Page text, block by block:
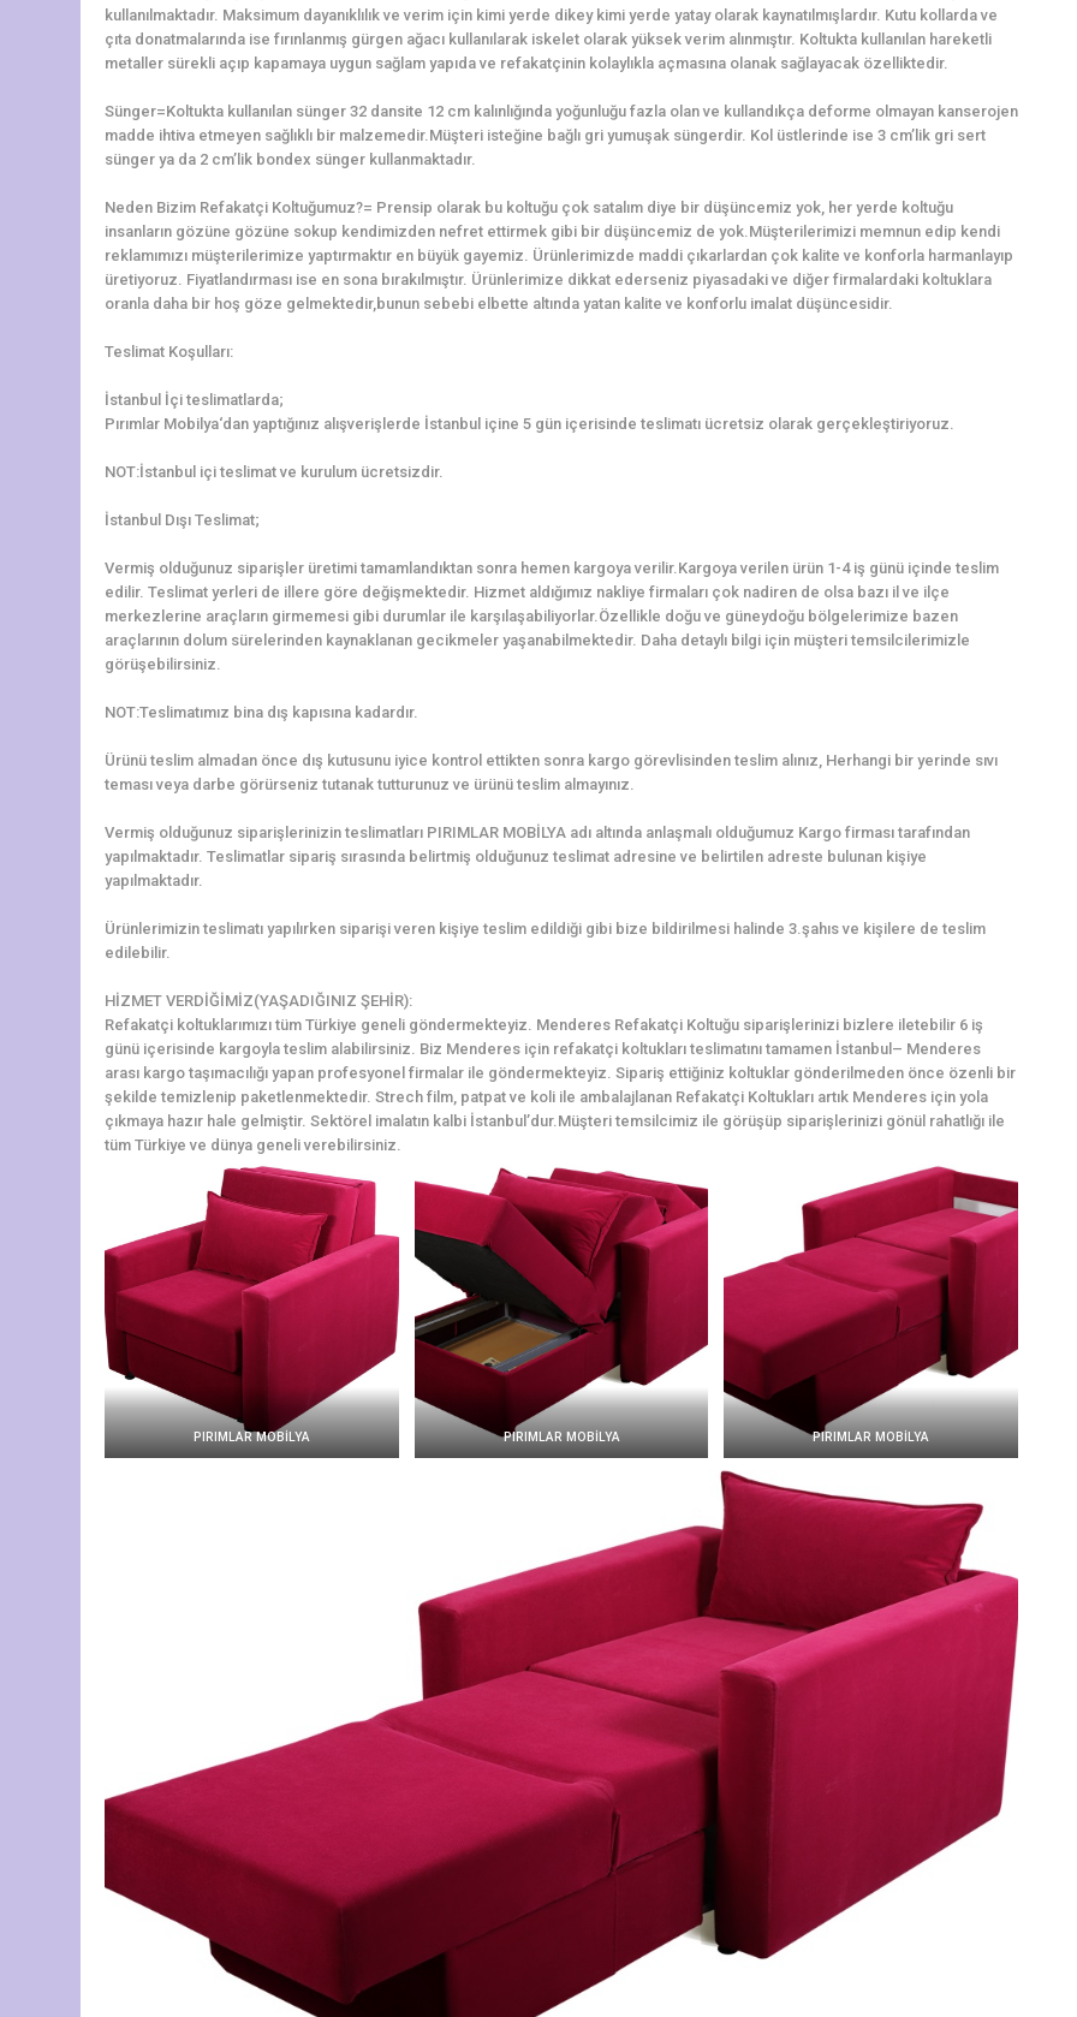
kullanılmaktadır. Maksimum dayanıklılık ve verim için kimi yerde dikey kimi yerde yatay olarak kaynatılmışlardır. Kutu kollarda ve
çıta donatmalarında ise fırınlanmış gürgen ağacı kullanılarak iskelet olarak yüksek verim alınmıştır. Koltukta kullanılan hareketli
metaller sürekli açıp kapamaya uygun sağlam yapıda ve refakatçinin kolaylıkla açmasına olanak sağlayacak özelliktedir.
Sünger=Koltukta kullanılan sünger 32 dansite 12 cm kalınlığında yoğunluğu fazla olan ve kullandıkça deforme olmayan kanserojen
madde ihtiva etmeyen sağlıklı bir malzemedir.Müşteri isteğine bağlı gri yumuşak süngerdir. Kol üstlerinde ise 3 cm’lik gri sert
sünger ya da 2 cm’lik bondex sünger kullanmaktadır.
Neden Bizim Refakatçi Koltuğumuz?= Prensip olarak bu koltuğu çok satalım diye bir düşüncemiz yok, her yerde koltuğu
insanların gözüne gözüne sokup kendimizden nefret ettirmek gibi bir düşüncemiz de yok.Müşterilerimizi memnun edip kendi
reklamımızı müşterilerimize yaptırmaktır en büyük gayemiz. Ürünlerimizde maddi çıkarlardan çok kalite ve konforla harmanlayıp
üretiyoruz. Fiyatlandırması ise en sona bırakılmıştır. Ürünlerimize dikkat ederseniz piyasadaki ve diğer firmalardaki koltuklara
oranla daha bir hoş göze gelmektedir,bunun sebebi elbette altında yatan kalite ve konforlu imalat düşüncesidir.
Teslimat Koşulları:
İstanbul İçi teslimatlarda;
Pırımlar Mobilya‘dan yaptığınız alışverişlerde İstanbul içine 5 gün içerisinde teslimatı ücretsiz olarak gerçekleştiriyoruz.
NOT:İstanbul içi teslimat ve kurulum ücretsizdir.
İstanbul Dışı Teslimat;
Vermiş olduğunuz siparişler üretimi tamamlandıktan sonra hemen kargoya verilir.Kargoya verilen ürün 1-4 iş günü içinde teslim
edilir. Teslimat yerleri de illere göre değişmektedir. Hizmet aldığımız nakliye firmaları çok nadiren de olsa bazı il ve ilçe
merkezlerine araçların girmemesi gibi durumlar ile karşılaşabiliyorlar.Özellikle doğu ve güneydoğu bölgelerimize bazen
araçlarının dolum sürelerinden kaynaklanan gecikmeler yaşanabilmektedir. Daha detaylı bilgi için müşteri temsilcilerimizle
görüşebilirsiniz.
NOT:Teslimatımız bina dış kapısına kadardır.
Ürünü teslim almadan önce dış kutusunu iyice kontrol ettikten sonra kargo görevlisinden teslim alınız, Herhangi bir yerinde sıvı
teması veya darbe görürseniz tutanak tutturunuz ve ürünü teslim almayınız.
Vermiş olduğunuz siparişlerinizin teslimatları PIRIMLAR MOBİLYA adı altında anlaşmalı olduğumuz Kargo firması tarafından
yapılmaktadır. Teslimatlar sipariş sırasında belirtmiş olduğunuz teslimat adresine ve belirtilen adreste bulunan kişiye
yapılmaktadır.
Ürünlerimizin teslimatı yapılırken siparişi veren kişiye teslim edildiği gibi bize bildirilmesi halinde 3.şahıs ve kişilere de teslim
edilebilir.
HİZMET VERDİĞİMİZ(YAŞADIĞINIZ ŞEHİR):
Refakatçi koltuklarımızı tüm Türkiye geneli göndermekteyiz. Menderes Refakatçi Koltuğu siparişlerinizi bizlere iletebilir 6 iş
günü içerisinde kargoyla teslim alabilirsiniz. Biz Menderes için refakatçi koltukları teslimatını tamamen İstanbul– Menderes
arası kargo taşımacılığı yapan profesyonel firmalar ile göndermekteyiz. Sipariş ettiğiniz koltuklar gönderilmeden önce özenli bir
şekilde temizlenip paketlenmektedir. Strech film, patpat ve koli ile ambalajlanan Refakatçi Koltukları artık Menderes için yola
çıkmaya hazır hale gelmiştir. Sektörel imalatın kalbi İstanbul’dur.Müşteri temsilcimiz ile görüşüp siparişlerinizi gönül rahatlığı ile
tüm Türkiye ve dünya geneli verebilirsiniz.
PIRIMLAR MOBİLYA PIRIMLAR MOBİLYA PIRIMLAR MOBİLYA